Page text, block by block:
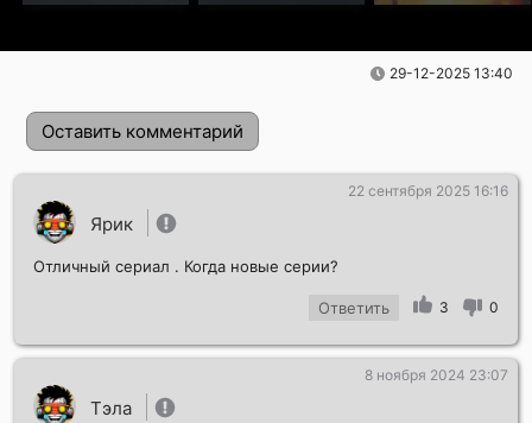
29-12-2025 13:40
Оставить комментарий
Отправить!
Ярик
22 сентября 2025 16:16
Отличный сериал . Когда новые серии?
Ответить 3 0
Тэла
8 ноября 2024 23:07